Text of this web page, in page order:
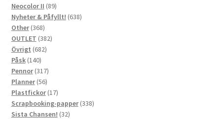
produkter
Neocolor II 8989
produkter
Nyheter & Påfyllt! 638638
Other 368368
produkter
OUTLET 382382
Övrigt 682682
Påsk 140140
produkter
Pennor 317317
produkter
Planner 5656
produkter
Plastfickor 1717
produkter
Scrapbooking-papper 338338
Sista Chansen! 3232